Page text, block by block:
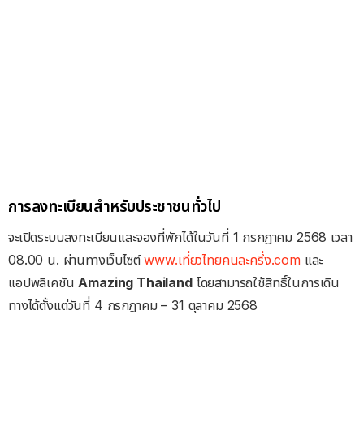
การลงทะเบียนสำหรับประชาชนทั่วไป
จะเปิดระบบลงทะเบียนและจองที่พักได้ในวันที่ 1 กรกฎาคม 2568 เวลา
08.00 น. ผ่านทางเว็บไซต์www.เที่ยวไทยคนละครึ่ง.comและ
แอปพลิเคชัน Amazing Thailandโดยสามารถใช้สิทธิ์ในการเดิน
ทางได้ตั้งแต่วันที่ 4 กรกฎาคม – 31 ตุลาคม 2568